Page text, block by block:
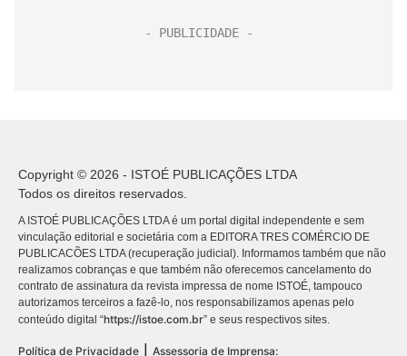
Copyright © 2026 - ISTOÉ PUBLICAÇÕES LTDA
Todos os direitos reservados.
A ISTOÉ PUBLICAÇÕES LTDA é um portal digital independente e sem
vinculação editorial e societária com a EDITORA TRES COMÉRCIO DE
PUBLICACÕES LTDA (recuperação judicial). Informamos também que não
realizamos cobranças e que também não oferecemos cancelamento do
contrato de assinatura da revista impressa de nome ISTOÉ, tampouco
autorizamos terceiros a fazê-lo, nos responsabilizamos apenas pelo
conteúdo digital “https://istoe.com.br” e seus respectivos sites.
Política de Privacidade | Assessoria de Imprensa: